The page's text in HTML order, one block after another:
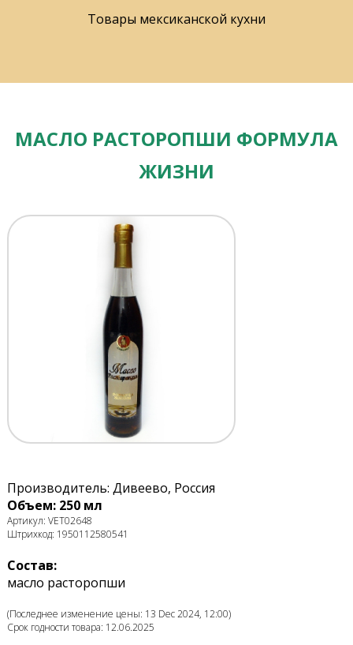
Товары мексиканской кухни
МАСЛО РАСТОРОПШИ ФОРМУЛА
ЖИЗНИ
Производитель: Дивеево, Россия
Объем: 250 мл
Артикул: VET02648
Штрихкод: 1950112580541
Состав:
масло расторопши
(Последнее изменение цены: 13 Dec 2024, 12:00)
Срок годности товара: 12.06.2025